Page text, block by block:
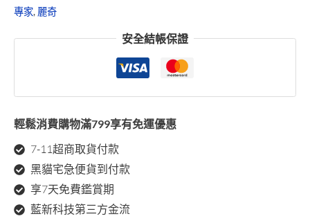
專家, 麗奇
安全結帳保證
輕鬆消費購物滿799享有免運優惠
7-11超商取貨付款
黑貓宅急便貨到付款
享7天免費鑑賞期
藍新科技第三方金流